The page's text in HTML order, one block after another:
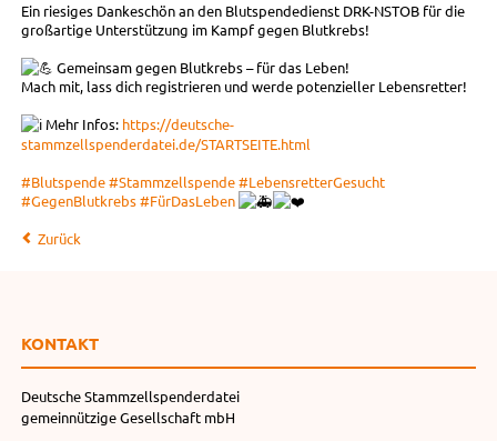
Ein riesiges Dankeschön an den Blutspendedienst DRK-NSTOB für die
großartige Unterstützung im Kampf gegen Blutkrebs!
Gemeinsam gegen Blutkrebs – für das Leben!
Mach mit, lass dich registrieren und werde potenzieller Lebensretter!
Mehr Infos: https://deutsche-
stammzellspenderdatei.de/STARTSEITE.html
#Blutspende#Stammzellspende#LebensretterGesucht
#GegenBlutkrebs#FürDasLeben
Zurück
KONTAKT
Deutsche Stammzellspenderdatei
gemeinnützige Gesellschaft mbH